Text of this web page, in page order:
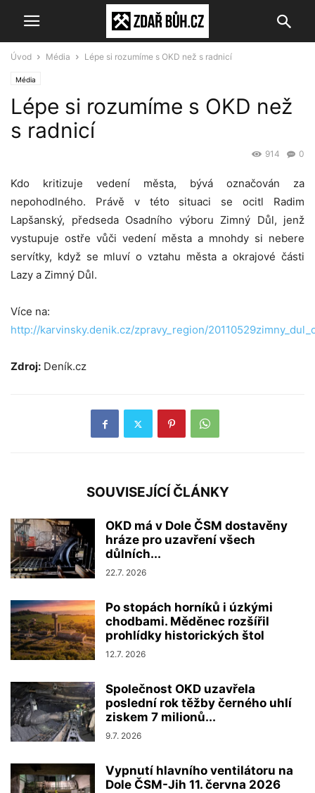
Úvod Média Lépe si rozumíme s OKD než s radnicí
Média
Lépe si rozumíme s OKD než
s radnicí
0
914
Kdo kritizuje vedení města, bývá označován za
nepohodlného. Právě v této situaci se ocitl Radim
Lapšanský, předseda Osadního výboru Zimný Důl, jenž
vystupuje ostře vůči vedení města a mnohdy si nebere
servítky, když se mluví o vztahu města a okrajové části
Lazy a Zimný Důl.
Více na:
http://karvinsky.denik.cz/zpravy_region/
Zdroj: Deník.cz
SOUVISEJÍCÍ ČLÁNKY
OKD má v Dole ČSM dostavěny
hráze pro uzavření všech
důlních...
22.7. 2026
Po stopách horníků i úzkými
chodbami. Měděnec rozšířil
prohlídky historických štol
12.7. 2026
Společnost OKD uzavřela
poslední rok těžby černého uhlí
ziskem 7 milionů...
9.7. 2026
Vypnutí hlavního ventilátoru na
Dole ČSM-Jih 11. června 2026